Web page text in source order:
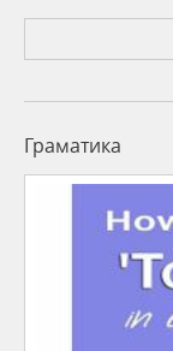
Граматика